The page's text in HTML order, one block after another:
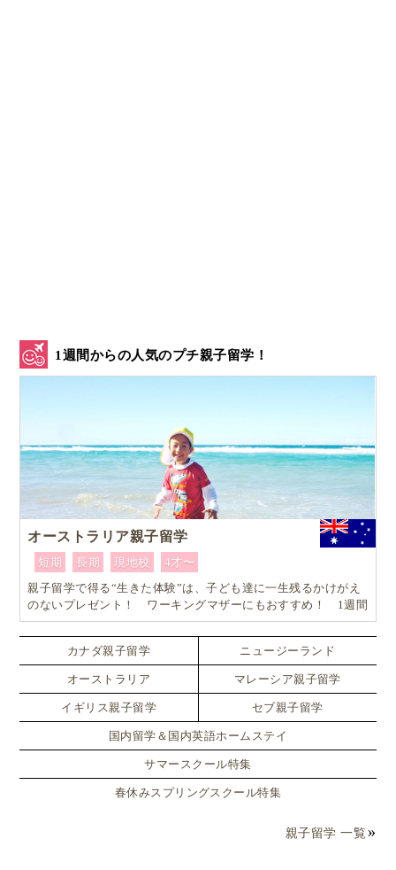
1週間からの人気のプチ親子留学！
オーストラリア親子留学
短期 長期 現地校
4才〜
親子留学で得る“生きた体験”は、子ども達に一生残るかけがえ
のないプレゼント！ ワーキングマザーにもおすすめ！ 1週間
からはじめるオーストラリア親子留学
カナダ親子留学 ニュージーランド
オーストラリア マレーシア親子留学
イギリス親子留学 セブ親子留学
国内留学＆国内英語ホームステイ
サマースクール特集
春休みスプリングスクール特集
親子留学 一覧